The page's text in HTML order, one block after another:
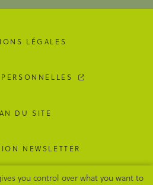
LÉGALES
DU SITE
NEWSLETTER
you control over what you want to